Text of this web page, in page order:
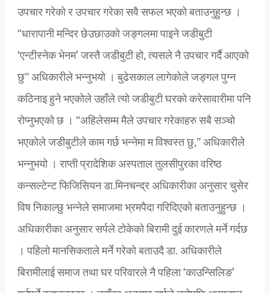
उपचार गरेको र उपचार गरेका सवै सफल भएको बताउनुहुन्छ ।
“धारापानी मन्दिर छेउछाउको जङ्गलमा पाइने जडीबुटी
‘एन्टीस्नेक भेनम’ जस्तै जडीबुटी हो, त्यसले नै उपचार गर्दै आएको
छु” अधिकारीले भन्नुभयो । बुढेसकाल लागेकोले जङ्गल पुग्न
कठिनाइ हुने भएकोले उहाँले त्यो जडीबुटी घरको करेसावारीमा पनि
रोप्नुभएको छ । “अहिलेसम्म मैले उपचार गरेकाहरु सबै सञ्चो
भएकोले जडीबुटीले काम गर्छ भन्नेमा म विश्वस्त छु,” अधिकारीले
भन्नुभयो । राप्ती प्रादेशिक अस्पताल तुलसीपुरका वरिष्ठ
कन्सल्टेन्ट फिजिसियन डा.मिनचन्द्र अधिकारीका अनुसार चुसेर
विष निकाल्छु भन्नेले समाजमा भ्रमपैदा गरिदिएको बताउनुहुन्छ ।
अधिकारीका अनुसार सर्पले टोकेको बिरामी दुई कारणले मर्ने गर्दछ
। पहिलो मानसिकताले मर्ने गरेको बताउदै डा. अधिकारीले
बिरामीलाई समाज तथा घर परिवारले नै पहिला ‘काउन्सिलिङ’